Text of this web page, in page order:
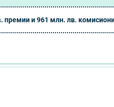
премии и 961 млн. лв.